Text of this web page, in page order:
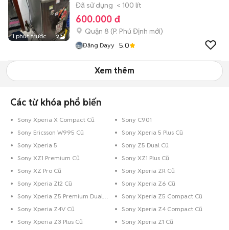
1 phút trước 2
Đã sử dụng < 100 lít
600.000 đ
Quận 8 (P. Phú Định mới)
Đăng Dayy 5.0
Xem thêm
Các từ khóa phổ biến
Sony Xperia X Compact Cũ
Sony C901
Sony Ericsson W995 Cũ
Sony Xperia 5 Plus Cũ
Sony Xperia 5
Sony Z5 Dual Cũ
Sony XZ1 Premium Cũ
Sony XZ1 Plus Cũ
Sony XZ Pro Cũ
Sony Xperia ZR Cũ
Sony Xperia Zl2 Cũ
Sony Xperia Z6 Cũ
Sony Xperia Z5 Premium Dual Cũ
Sony Xperia Z5 Compact Cũ
Sony Xperia Z4V Cũ
Sony Xperia Z4 Compact Cũ
Sony Xperia Z3 Plus Cũ
Sony Xperia Z1 Cũ